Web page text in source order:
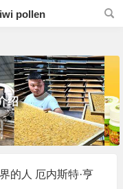
pollen
绍
的人 厄内斯特·亨